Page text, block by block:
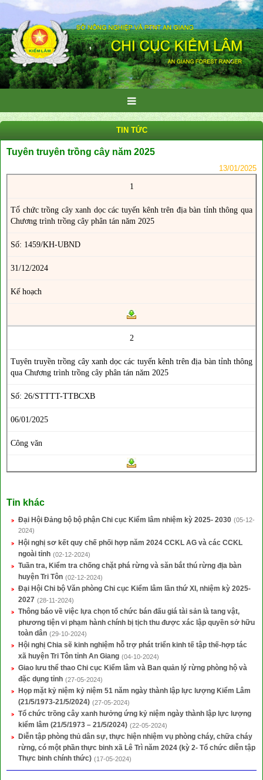
TIN TỨC
Tuyên truyên trồng cây năm 2025
13/01/2025
1
Tổ chức trồng cây xanh dọc các tuyến kênh trên địa bàn tỉnh thông qua
Chương trình trồng cây phân tán năm 2025
Số: 1459/KH-UBND
31/12/2024
Kế hoạch
2
Tuyên truyền trồng cây xanh dọc các tuyến kênhtrên địa bàn tỉnh thông
qua Chương trình trồng cây phân tán năm 2025
Số: 26/STTTT-TTBCXB
06/01/2025
Công văn
Tin khác
Đại Hội Đảng bộ bộ phận Chi cục Kiểm lâm nhiệm kỳ 2025- 2030 (05-12-
2024)
Hội nghị sơ kết quy chế phối hợp năm 2024 CCKL AG và các CCKL
ngoài tỉnh (02-12-2024)
Tuần tra, Kiểm tra chống chặt phá rừng và săn bắt thú rừng địa bàn
huyện Tri Tôn (02-12-2024)
Đại Hội Chi bộ Văn phòng Chi cục Kiểm lâm lần thứ XI, nhiệm kỳ 2025-
2027 (28-11-2024)
Thông báo về việc lựa chọn tổ chức bán đấu giá tài sản là tang vật,
phương tiện vi phạm hành chính bị tịch thu được xác lập quyền sở hữu
toàn dân (29-10-2024)
Hội nghị Chia sẽ kinh nghiệm hỗ trợ phát triển kinh tế tập thế-hợp tác
xã huyện Tri Tôn tỉnh An Giang (04-10-2024)
Giao lưu thể thao Chi cục Kiểm lâm và Ban quản lý rừng phòng hộ và
đặc dụng tỉnh (27-05-2024)
Họp mặt kỷ niệm kỷ niệm 51 năm ngày thành lập lực lượng Kiểm Lâm
(21/5/1973-21/5/2024) (27-05-2024)
Tổ chức trồng cây xanh hưởng ứng kỷ niệm ngày thành lập lực lượng
kiểm lâm (21/5/1973 – 21/5/2024) (22-05-2024)
Diễn tập phòng thủ dân sự, thực hiện nhiệm vụ phòng cháy, chữa cháy
rừng, có một phần thực binh xã Lê Trì năm 2024 (kỳ 2- Tổ chức diễn tập
Thực binh chính thức) (17-05-2024)